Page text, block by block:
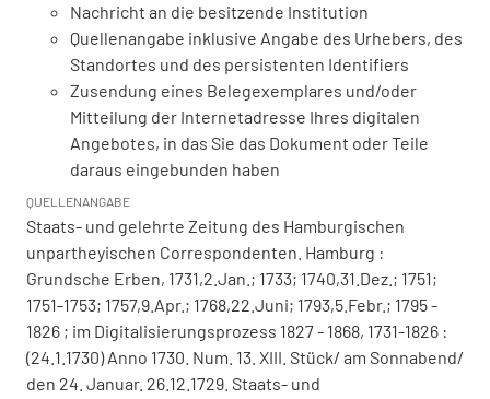
Nachricht an die besitzende Institution
Quellenangabe inklusive Angabe des Urhebers, des
Standortes und des persistenten Identifiers
Zusendung eines Belegexemplares und/oder
Mitteilung der Internetadresse Ihres digitalen
Angebotes, in das Sie das Dokument oder Teile
daraus eingebunden haben
QUELLENANGABE
Staats- und gelehrte Zeitung des Hamburgischen
unpartheyischen Correspondenten. Hamburg :
Grundsche Erben, 1731,2.Jan.; 1733; 1740,31.Dez.; 1751;
1751-1753; 1757,9.Apr.; 1768,22.Juni; 1793,5.Febr.; 1795 -
1826 ; im Digitalisierungsprozess 1827 - 1868, 1731-1826 :
(24.1.1730) Anno 1730. Num. 13. XIII. Stück/ am Sonnabend/
den 24. Januar. 26.12.1729. Staats- und